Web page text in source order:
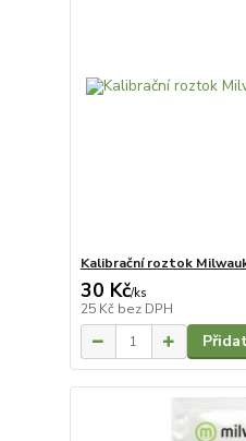
Kalibrační roztok
30 Kč/ks
25 Kč bez DPH